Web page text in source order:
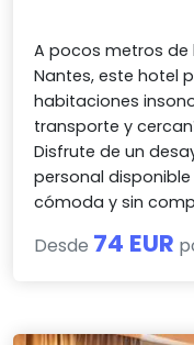
A pocos metros de
Nantes, este hotel
habitaciones
transporte y
Disfrute de un
personal
cómoda y sin
Desde 74 EUR